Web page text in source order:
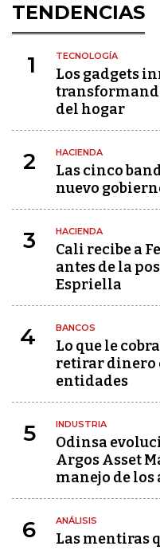
TENDENCIAS
1 TECNOLOGÍA
Los gadgets
del hogar
2 HACIENDA
Las cinco
nuevo
3 HACIENDA
Cali recibe a
antes de la
Espriella
4 BANCOS
Lo que le
retirar dinero
entidades
5 INDUSTRIA
Odinsa
Argos Asset
manejo de los
6 ANÁLISIS
Las mentiras